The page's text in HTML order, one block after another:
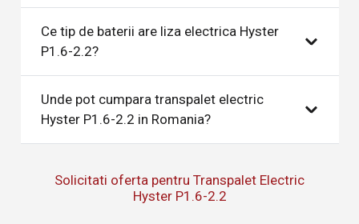
Ce tip de baterii are liza electrica Hyster
P1.6-2.2?
Unde pot cumpara transpalet electric
Hyster P1.6-2.2 in Romania?
Solicitati oferta pentru Transpalet Electric
Hyster P1.6-2.2